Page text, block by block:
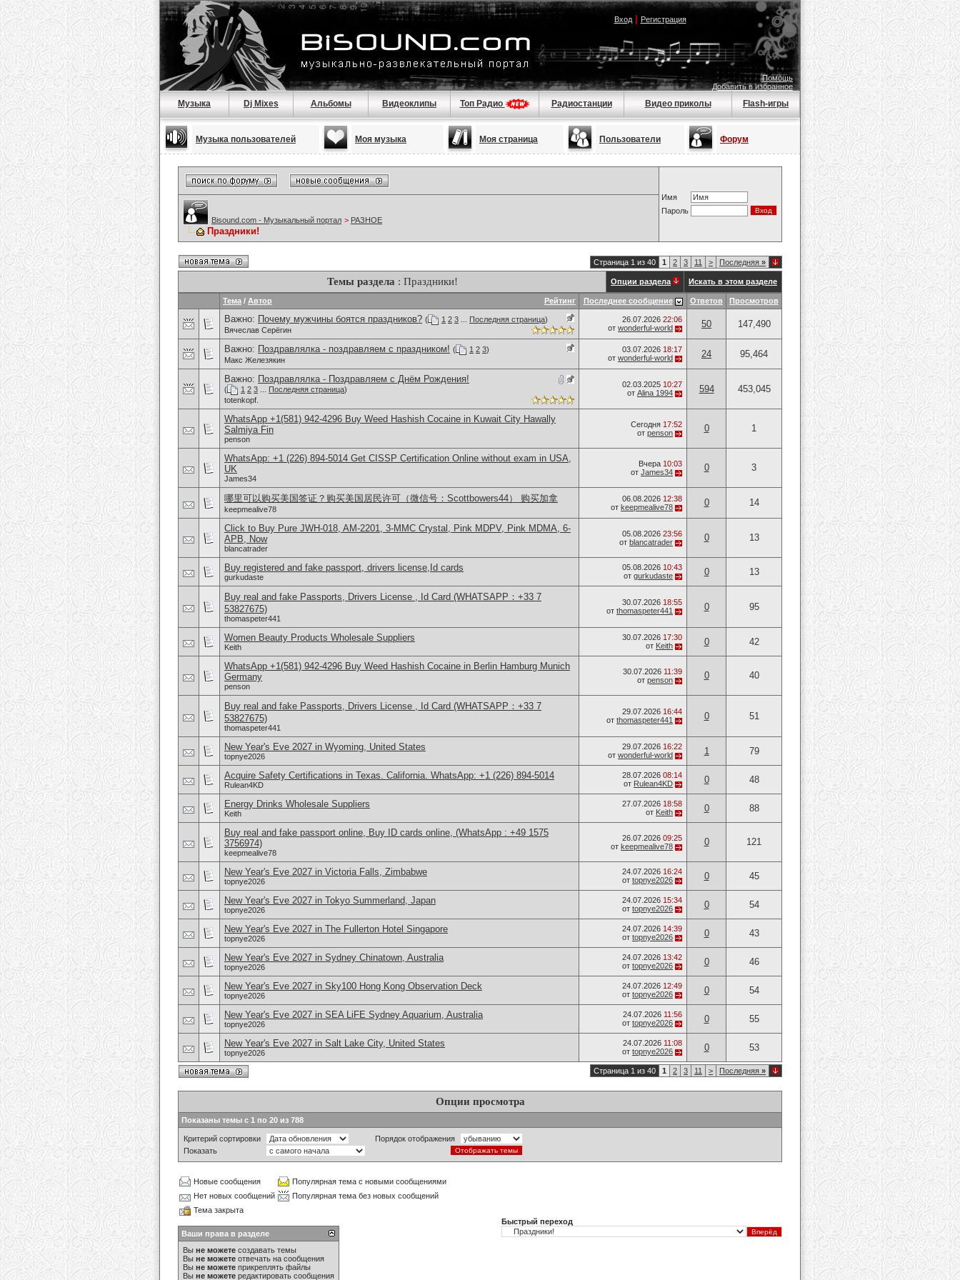
Вход| Регистрация
Помощь
Добавить в избранное
Музыка Dj Mixes Альбомы Видеоклипы Топ Радио Радиостанции Видео приколы Flash-игры
Музыка пользователей Моя музыка Моя страница Пользователи Форум
Имя
Пароль
Bisound.com - Музыкальный портал > РАЗНОЕ
Праздники!
Страница 1 из 40 1 2 3 11 > Последняя »
Темы раздела : Праздники! Опции раздела Искать в этом разделе
Рейтинг
Тема / Автор Последнее сообщение Ответов Просмотров
Важно: Почему мужчины боятся праздников? ( 1 2 3 Последняя страница)
Вячеслав Серёгин
26.07.2026 22:06
от wonderful-world 50 147,490
Важно: Поздравлялка - поздравляем с праздником! ( 1 2 3)
Макс Железякин
03.07.2026 18:17
от wonderful-world 24 95,464
Важно: Поздравлялка - Поздравляем с Днём Рождения!
( 1 2 3 Последняя страница)
totenkopf.
02.03.2025 10:27
от Alina 1994 594 453,045
WhatsApp +1(581) 942-4296 Buy Weed Hashish Cocaine in Kuwait City Hawally
Salmiya Fin
penson
Сегодня 17:52
от penson 0 1
WhatsApp: +1 (226) 894-5014​ Get CISSP Certification Online without exam in USA,
UK
James34
Вчера 10:03
от James34 0 3
哪里可以购买美国签证？购买美国居民许可（微信号：Scottbowers44） 购买加拿
keepmealive78
06.08.2026 12:38
от keepmealive78 0 14
Click to Buy Pure JWH-018, AM-2201, 3-MMC Crystal, Pink MDPV, Pink MDMA, 6-
APB, Now
blancatrader
05.08.2026 23:56
от blancatrader 0 13
Buy registered and fake passport, drivers license,Id cards
gurkudaste
05.08.2026 10:43
от gurkudaste 0 13
Buy real and fake Passports, Drivers License , Id Card (WHATSAPP：+33 7
53827675)
thomaspeter441
30.07.2026 18:55
от thomaspeter441 0 95
Women Beauty Products Wholesale Suppliers
Keith
30.07.2026 17:30
от Keith 0 42
WhatsApp +1(581) 942-4296 Buy Weed Hashish Cocaine in Berlin Hamburg Munich
Germany
penson
30.07.2026 11:39
от penson 0 40
Buy real and fake Passports, Drivers License , Id Card (WHATSAPP：+33 7
53827675)
thomaspeter441
29.07.2026 16:44
от thomaspeter441 0 51
New Year's Eve 2027 in Wyoming, United States
topnye2026
29.07.2026 16:22
от wonderful-world 1 79
Acquire Safety Certifications in Texas. California. WhatsApp: +1 (226) 894-5014
Rulean4KD
28.07.2026 08:14
от Rulean4KD 0 48
Energy Drinks Wholesale Suppliers
Keith
27.07.2026 18:58
от Keith 0 88
Buy real and fake passport online, Buy ID cards online, (WhatsApp : +49 1575
3756974)
keepmealive78
26.07.2026 09:25
от keepmealive78 0 121
New Year's Eve 2027 in Victoria Falls, Zimbabwe
topnye2026
24.07.2026 16:24
от topnye2026 0 45
New Year's Eve 2027 in Tokyo Summerland, Japan
topnye2026
24.07.2026 15:34
от topnye2026 0 54
New Year's Eve 2027 in The Fullerton Hotel Singapore
topnye2026
24.07.2026 14:39
от topnye2026 0 43
New Year's Eve 2027 in Sydney Chinatown, Australia
topnye2026
24.07.2026 13:42
от topnye2026 0 46
New Year's Eve 2027 in Sky100 Hong Kong Observation Deck
topnye2026
24.07.2026 12:49
от topnye2026 0 54
New Year's Eve 2027 in SEA LiFE Sydney Aquarium, Australia
topnye2026
24.07.2026 11:56
от topnye2026 0 55
New Year's Eve 2027 in Salt Lake City, United States
topnye2026
24.07.2026 11:08
от topnye2026 0 53
Страница 1 из 40 1 2 3 11 > Последняя »
Опции просмотра
Показаны темы с 1 по 20 из 788
Критерий сортировки
Порядок отображения
Показать
Новые сообщения
Популярная тема с новыми сообщениями
Нет новых сообщений
Популярная тема без новых сообщений
Тема закрыта
Ваши права в разделе
Вы не можете создавать темы
Вы не можете отвечать на сообщения
Вы не можете прикреплять файлы
Вы не можете редактировать сообщения
Быстрый переход